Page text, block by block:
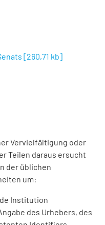
[260,71 kb]
Vervielfältigung oder
Teilen daraus ersucht
der üblichen
um:
Institution
des Urhebers, des